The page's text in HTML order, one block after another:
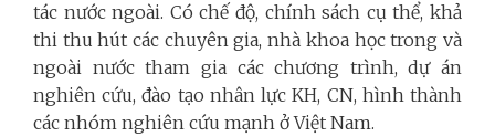
tác nước ngoài. Có chế độ, chính sách cụ thể, khả
thi thu hút các chuyên gia, nhà khoa học trong và
ngoài nước tham gia các chương trình, dự án
nghiên cứu, đào tạo nhân lực KH, CN, hình thành
các nhóm nghiên cứu mạnh ở Việt Nam.